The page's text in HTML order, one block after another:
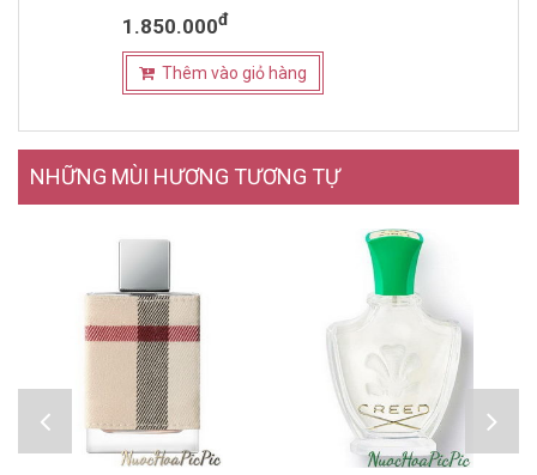
1.850.000đ
Thêm vào giỏ hàng
NHỮNG MÙI HƯƠNG TƯƠNG TỰ